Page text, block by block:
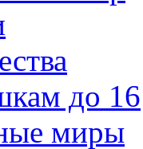
до 16
миры